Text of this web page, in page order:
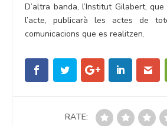
D’altra banda, l’Institut Gilabert,
l’acte, publicarà les actes de
comunicacions que es realitzen.
RATE: